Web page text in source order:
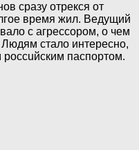
сразу отрекся от
время жил. Ведущий
с агpeccopoм, о чем
Людям стало интересно,
poccuйским паспортом.